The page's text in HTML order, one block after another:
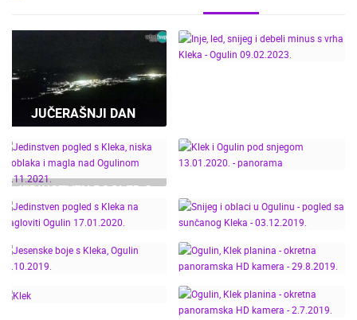
JUČERAŠNJI DAN
JEDINSTVEN POGLED S
KLEKA, NISKA
NAOBLAKA I MAGLA
26.11.2021.
KLEK I OGULIN POD
SNJEGOM 13.01.2020. -
JEDINSTVEN POGLED S
OGULIN 17.01.2020.
SNIJEG I OBLACI U
OGULINU - POGLED SA
03.12.2019.
OGULIN, KLEK PLANINA
- OKRETNA